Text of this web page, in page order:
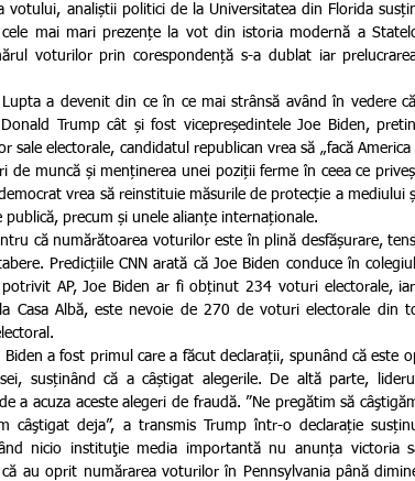
votului, analiștii politici de la Universitatea din Florida
mai mari prezențe la vot din istoria modernă a
voturilor prin corespondență s-a dublat iar
Donald Trump cât și fost vicepreședintele Joe Biden,
sale electorale, candidatul republican vrea să „facă
de muncă și menținerea unei poziții ferme în ceea ce
vrea să reinstituie măsurile de protecție a mediului
publică, precum și unele alianțe internaționale.
Predicțiile CNN arată că Joe Biden conduce în
potrivit AP, Joe Biden ar fi obținut 234 voturi electorale,
Casa Albă, este nevoie de 270 de voturi electorale din
susținând că a câștigat alegerile. De altă parte,
a acuza aceste alegeri de fraudă. ”Ne pregătim să
câştigat deja”, a transmis Trump într-o declarație
nicio instituţie media importantă nu anunța victoria
au oprit numărarea voturilor în Pennsylvania până